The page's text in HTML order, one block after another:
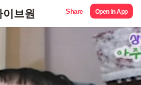
브원 Share Open in App